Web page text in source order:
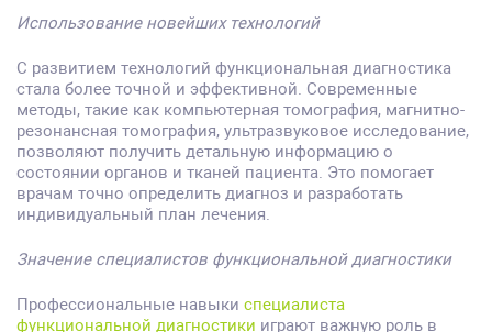
Использование новейших технологий
С развитием технологий функциональная диагностика
стала более точной и эффективной. Современные
методы, такие как компьютерная томография, магнитно-
резонансная томография, ультразвуковое исследование,
позволяют получить детальную информацию о
состоянии органов и тканей пациента. Это помогает
врачам точно определить диагноз и разработать
индивидуальный план лечения.
Значение специалистов функциональной диагностики
Профессиональные навыки специалиста
функциональной диагностики играют важную роль в